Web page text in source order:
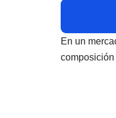
En un